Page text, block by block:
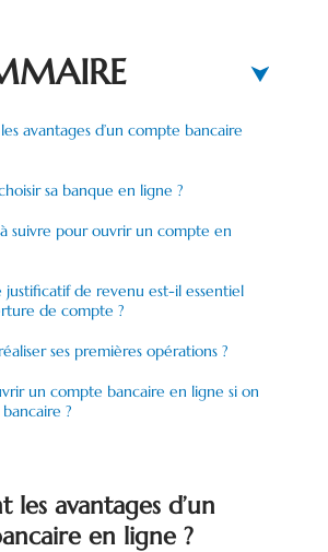
avantages d’un compte bancaire
sa banque en ligne ?
à suivre pour ouvrir un compte en
justificatif de revenu est-il essentiel
de compte ?
ses premières opérations ?
un compte bancaire en ligne si on
?
les avantages d’un
en ligne ?